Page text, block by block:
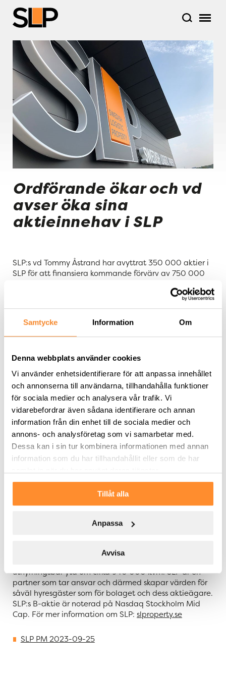
Samtycke Information Om
Denna webbplats använder cookies
Vi använder enhetsidentifierare för att anpassa innehållet
och annonserna till användarna, tillhandahålla funktioner
för sociala medier och analysera vår trafik. Vi
vidarebefordrar även sådana identifierare och annan
information från din enhet till de sociala medier och
annons- och analysföretag som vi samarbetar med.
Dessa kan i sin tur kombinera informationen med annan
information som du har tillhandahållit eller som de har
Tillåt alla
Anpassa
Avvisa
Ordförande ökar och vd
avser öka sina
aktieinnehav i SLP
SLP:s vd Tommy Åstrand har avyttrat 350 000 aktier i
SLP för att finansiera kommande förvärv av 750 000
program, motsvarande lika många aktier i SLP. De
avyttrade aktierna har förvärvats av SLP:s ordförande
”Med beskrivna transaktioner ökar både vår
och vi ser fram emot att fortsätta bygga värde för
såväl våra hyresgäster som för våra aktieägare”, säger
Tommy Åstrand, vd på SLP.
Tommy Åstrand förvärvade även 400 000
teckningsoptioner, tillika aktier, inom ramen för
bolagets förra incitamentsprogram under andra
kvartalet 2023.
För ytterligare information:
Tommy Åstrand, vd på SLP, telefon: 0705-455 997
Om SLP – Swedish Logistic Property
Swedish Logistic Property – SLP – är ett svenskt
fastighetsbolag som förvärvar, förädlar och förvaltar
logistikfastigheter med hållbarhet i fokus. Värdetillväxt
fastigheterna, som är belägna i Sveriges viktigaste
uthyrningsbar yta om cirka 940 000 kvm. SLP är en
partner som tar ansvar och därmed skapar värden för
såväl hyresgäster som för bolaget och dess aktieägare.
SLP:s B-aktie är noterad på Nasdaq Stockholm Mid
Cap. För mer information om SLP: slproperty.se
SLP PM 2023-09-25